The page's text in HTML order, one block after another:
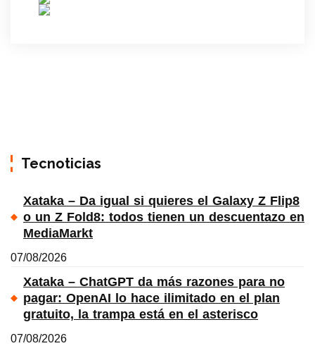
Tecnoticias
Xataka – Da igual si quieres el Galaxy Z Flip8
o un Z Fold8: todos tienen un descuentazo en
MediaMarkt
07/08/2026
Xataka – ChatGPT da más razones para no
pagar: OpenAI lo hace ilimitado en el plan
gratuito, la trampa está en el asterisco
07/08/2026